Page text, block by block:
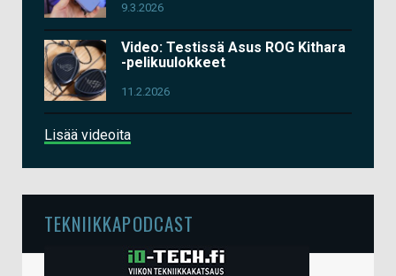
9.3.2026
Video: Testissä Asus ROG Kithara
-pelikuulokkeet
11.2.2026
Lisää videoita
TEKNIIKKAPODCAST